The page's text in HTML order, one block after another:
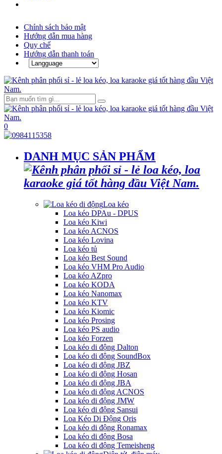
Chính sách bảo mật
Hướng dẫn mua hàng
Quy chế
Hướng dẫn thanh toán
0
DANH MỤC SẢN PHẨM
Loa kéo
Loa kéo DPAu - DPUS
Loa kéo Kiwi
Loa kéo ACNOS
Loa kéo Lovina
Loa kéo tủ
Loa kéo Best Sound
Loa kéo VHM Pro Audio
Loa kéo AZpro
Loa kéo KODA
Loa kéo Nanomax
Loa kéo KTV
Loa kéo Kiomic
Loa kéo Prosing
Loa kéo PS audio
Loa kéo Forzen
Loa kéo di động Dalton
Loa kéo di động SoundBox
Loa kéo di động JBZ
Loa kéo di động Hosan
Loa kéo di động JBA
Loa kéo di động ACNOS
Loa kéo di động JMW
Loa kéo di động Sansui
Loa Kéo Di Động Oris
Loa kéo di động Ronamax
Loa kéo di động Bosa
Loa kéo di động Temeisheng